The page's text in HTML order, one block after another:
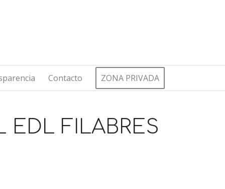
Contacto ZONA PRIVADA
EDL FILABRES